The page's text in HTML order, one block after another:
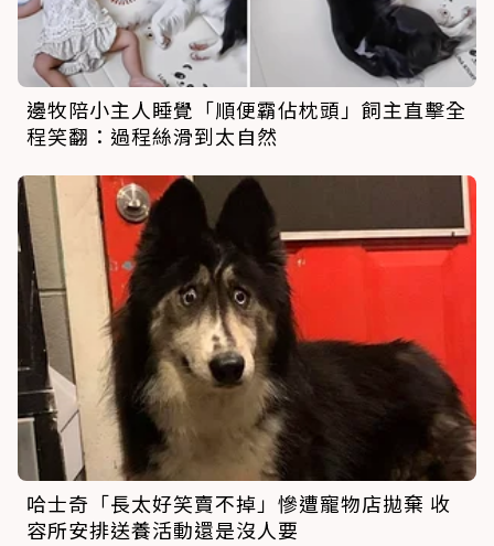
邊牧陪小主人睡覺「順便霸佔枕頭」飼主直擊全
程笑翻：過程絲滑到太自然
哈士奇「長太好笑賣不掉」慘遭寵物店拋棄 收
容所安排送養活動還是沒人要